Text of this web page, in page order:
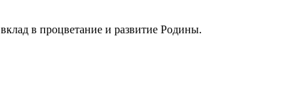
в процветание и развитие Родины.